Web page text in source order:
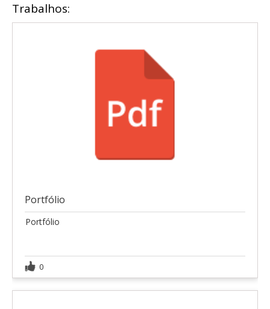
Trabalhos:
Portfólio
Portfólio
0